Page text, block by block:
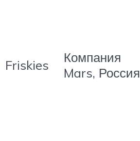
Friskies
Компания
Mars, Россия